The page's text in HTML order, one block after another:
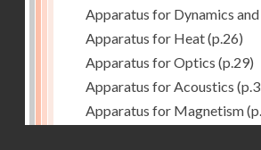
Apparatus for Dynamics
Apparatus for Heat(p.26)
Apparatus for Optics (p.29)
Apparatus for Acoustics
Apparatus for Magnetism